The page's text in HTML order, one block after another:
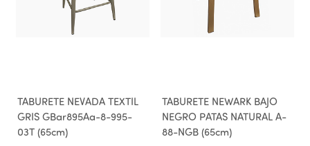
TABURETE NEVADA TEXTIL
GRIS GBar895Aa-8-995-
03T (65cm)
TABURETE NEWARK BAJO
NEGRO PATAS NATURAL A-
88-NGB (65cm)